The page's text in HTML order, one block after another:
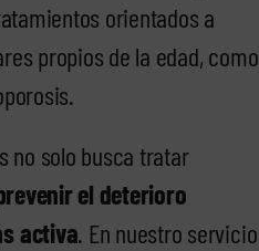
orientados a
propios de la edad, como
no solo busca tratar
el deterioro
activa. En nuestro servicio